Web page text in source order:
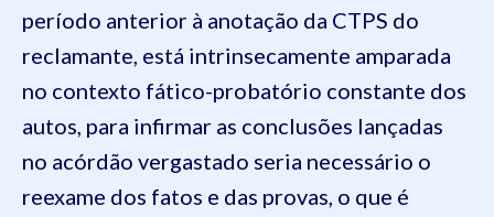
período anterior à anotação da CTPS do
reclamante, está intrinsecamente amparada
no contexto fático-probatório constante dos
autos, para infirmar as conclusões lançadas
no acórdão vergastado seria necessário o
reexame dos fatos e das provas, o que é